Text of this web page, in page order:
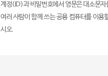
계정(ID)과 비밀번호에서 영문은 대소문
여러 사람이 함께 쓰는 공용 컴퓨터를 이
시오.